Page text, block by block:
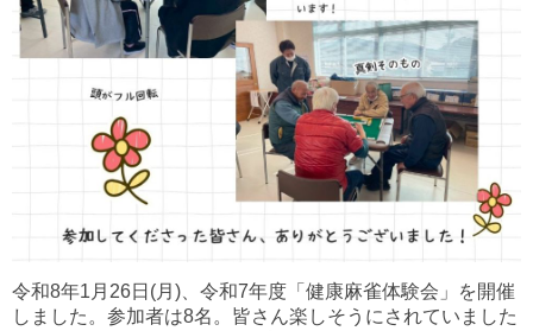
令和8年1月26日(月)、令和7年度「健康麻雀体験会」を開催
しました。参加者は8名。皆さん楽しそうにされていました